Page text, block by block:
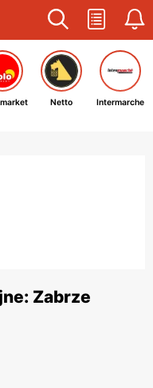
Netto Intermarche
Zabrze